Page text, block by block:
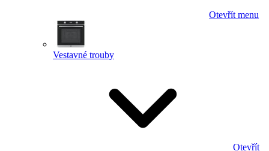
Otevřít menu
Vestavné trouby
Otevřít